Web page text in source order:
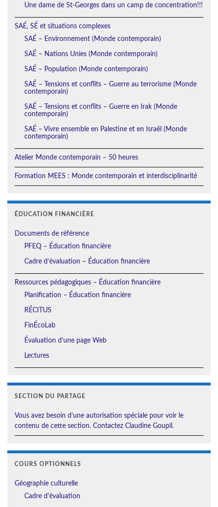
Une dame de St-Georges dans un camp de concentration!!!
SAÉ, SÉ et situations complexes
SAÉ – Environnement (Monde contemporain)
SAÉ – Nations Unies (Monde contemporain)
SAÉ – Population (Monde contemporain)
SAÉ – Tensions et conflits – Guerre au terrorisme (Monde
contemporain)
SAÉ – Tensions et conflits – Guerre en Irak (Monde
contemporain)
SAÉ – Vivre ensemble en Palestine et en Israël (Monde
contemporain)
Atelier Monde contemporain – 50 heures
Formation MEES : Monde contemporain et interdisciplinarité
ÉDUCATION FINANCIÈRE
Documents de référence
PFEQ – Éducation financière
Cadre d’évaluation – Éducation financière
Ressources pédagogiques – Éducation financière
Planification – Éducation financière
RÉCITUS
FinÉcoLab
Évaluation d’une page Web
Lectures
SECTION DU PARTAGE
Vous avez besoin d’une autorisation spéciale pour voir le
contenu de cette section. Contactez Claudine Goupil.
COURS OPTIONNELS
Géographie culturelle
Cadre d’évaluation